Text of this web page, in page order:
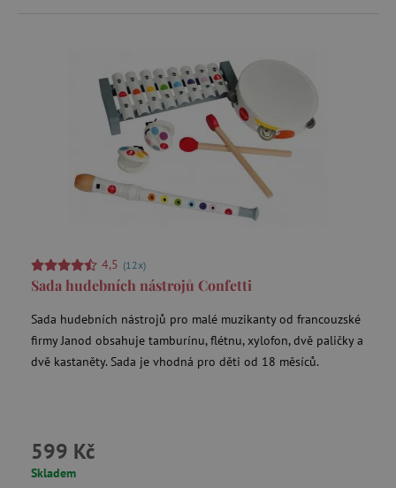
4,5 (12x)
Sada hudebních nástrojů Confetti
Sada hudebních nástrojů pro malé muzikanty od francouzské
firmy Janod obsahuje tamburínu, flétnu, xylofon, dvě paličky a
dvě kastaněty. Sada je vhodná pro děti od 18 měsíců.
599 Kč
Skladem
.agatinsvet.cz
Google Privacy Policy